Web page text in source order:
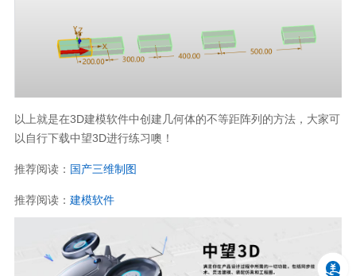
以上就是在3D建模软件中创建几何体的不等距阵列的方法，大家可
以自行下载中望3D进行练习噢！
推荐阅读： 国产三维制图
推荐阅读： 建模软件